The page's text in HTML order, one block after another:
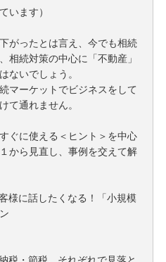
います）
がったとは言え、今でも相続
相続対策の中心に「不動産」
ないでしょう。
マーケットでビジネスをして
て通れません。
ぐに使える＜ヒント＞を中心
から見直し、事例を交えて解
なる！「小規模